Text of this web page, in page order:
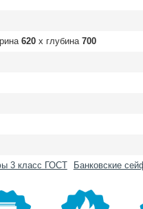
620х глубина 700
3 класс ГОСТ Банковские